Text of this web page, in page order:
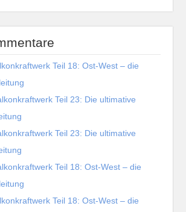
Teil 18: Ost-West – die
Teil 23: Die ultimative
Teil 23: Die ultimative
Teil 18: Ost-West – die
Teil 18: Ost-West – die